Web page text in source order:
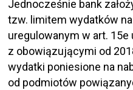
Jednocześnie bank
tzw. limitem wydatków
uregulowanym w art. 15e
z obowiązującymi od
wydatki poniesione na
od podmiotów